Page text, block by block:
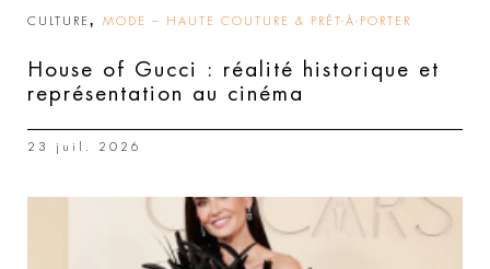
CULTURE , MODE – HAUTE COUTURE & PRÊT-À-PORTER
House of Gucci : réalité historique et
représentation au cinéma
23 juil. 2026